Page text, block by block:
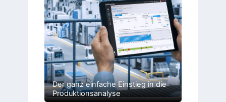
Der ganz einfache Einstieg in die
Produktionsanalyse